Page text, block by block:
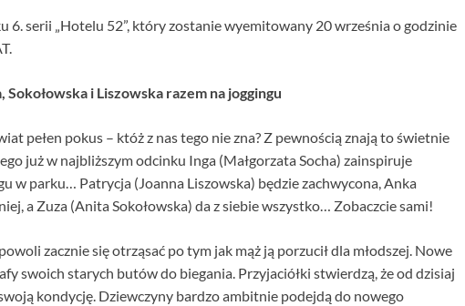
6. serii „Hotelu 52”, który zostanie wyemitowany 20 września o godzinie
Sokołowska i Liszowska razem na joggingu
pełen pokus – któż z nas tego nie zna? Z pewnością znają to świetnie
już w najbliższym odcinku Inga (Małgorzata Socha) zainspiruje
w parku… Patrycja (Joanna Liszowska) będzie zachwycona, Anka
a Zuza (Anita Sokołowska) da z siebie wszystko… Zobaczcie sami!
zacznie się otrząsać po tym jak mąż ją porzucił dla młodszej. Nowe
swoich starych butów do biegania. Przyjaciółki stwierdzą, że od dzisiaj
kondycję. Dziewczyny bardzo ambitnie podejdą do nowego